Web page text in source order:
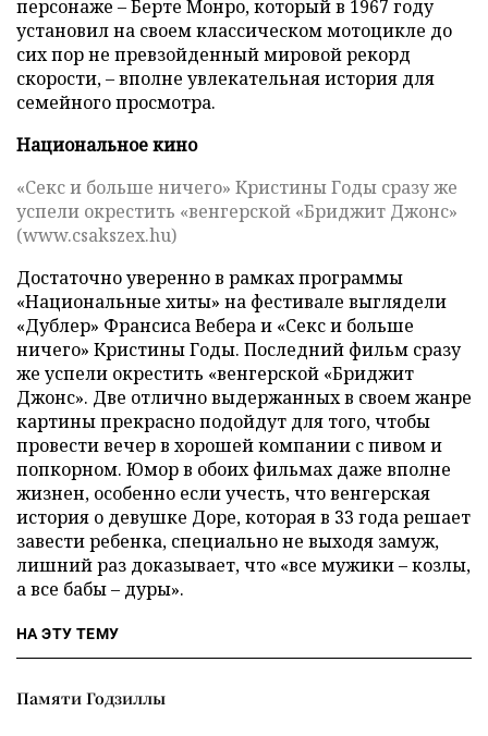
персонаже – Берте Монро, который в 1967 году
установил на своем классическом мотоцикле до
сих пор не превзойденный мировой рекорд
скорости, – вполне увлекательная история для
семейного просмотра.
Национальное кино
«Секс и больше ничего» Кристины Годы сразу же
успели окрестить «венгерской «Бриджит Джонс»
(www.csakszex.hu)
Достаточно уверенно в рамках программы
«Национальные хиты» на фестивале выглядели
«Дублер» Франсиса Вебера и «Секс и больше
ничего» Кристины Годы. Последний фильм сразу
же успели окрестить «венгерской «Бриджит
Джонс». Две отлично выдержанных в своем жанре
картины прекрасно подойдут для того, чтобы
провести вечер в хорошей компании с пивом и
попкорном. Юмор в обоих фильмах даже вполне
жизнен, особенно если учесть, что венгерская
история о девушке Доре, которая в 33 года решает
завести ребенка, специально не выходя замуж,
лишний раз доказывает, что «все мужики – козлы,
а все бабы – дуры».
НА ЭТУ ТЕМУ
Памяти Годзиллы